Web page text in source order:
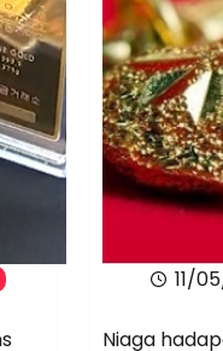
11/
Niaga